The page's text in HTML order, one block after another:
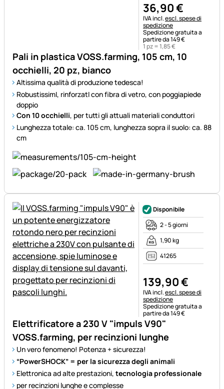
Pali in plastica VOSS.farming, 105 cm, 10
occhielli, 20 pz, bianco
Altissima qualità di produzione tedesca!
RobustissimI, rinforzatI con fibra di vetro, con poggiapiede
doppio
Con 10 occhielli, per tutti gli attuali materiali conduttori
Lunghezza totale: ca. 105 cm, lunghezza sopra il suolo: ca. 88
cm
36,90€
Informazioni fiscali:
IVA incl.escl. spese di
spedizione
Spedizione gratuita a
partire da 149 €
1 pz =1,85€
Elettrificatore a 230 V "impuls V90"
VOSS.farming, per recinzioni lunghe
Un vero fenomeno! Potenza + sicurezza!
“PowerSHOCK” = per la sicurezza degli animali
Elettronica ad alte prestazioni, tecnologia professionale
per recinzioni lunghe e complesse
Disponibile
2 - 5 giorni
1,90 kg
41265
139,90€
Informazioni fiscali:
IVA incl.escl. spese di
spedizione
Spedizione gratuita a
partire da 149 €